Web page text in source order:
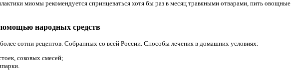
миомы рекомендуется спринцеваться хотя бы раз в месяц травяными отварами, пить овощные
народных средств
сотни рецептов. Собранных со всей России. Способы лечения в домашних условиях:
соковых смесей;